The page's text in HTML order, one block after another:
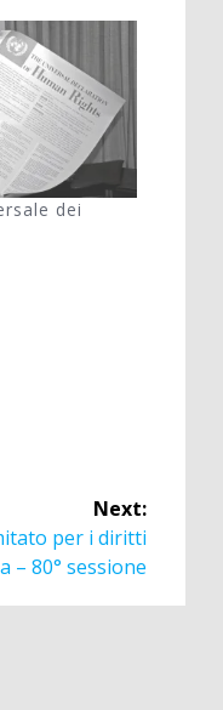
dei
Next:
per i diritti
– 80° sessione